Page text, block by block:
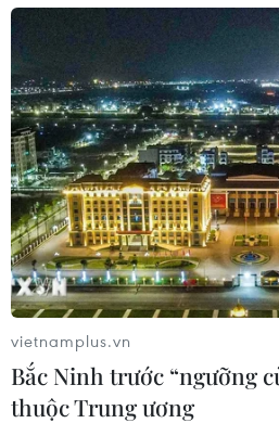
TIN LIÊN QUAN
vietnamplus.vn
Bắc Ninh trước “ngưỡng
thuộc Trung ương